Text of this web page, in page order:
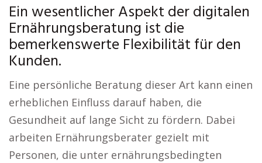
Ein wesentlicher Aspekt der digitalen
Ernährungsberatung ist die
bemerkenswerte Flexibilität für den
Kunden.
Eine persönliche Beratung dieser Art kann einen
erheblichen Einfluss darauf haben, die
Gesundheit auf lange Sicht zu fördern. Dabei
arbeiten Ernährungsberater gezielt mit
Personen, die unter ernährungsbedingten